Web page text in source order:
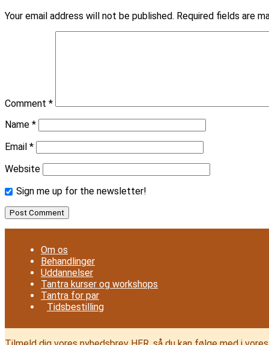
Your email address will not be published. Required fields are
Comment *
Name *
Email *
Website
Sign me up for the newsletter!
Om os
Behandlinger
Uddannelser
Tantra kurser og workshops
Tantra for par
Tidsbestilling